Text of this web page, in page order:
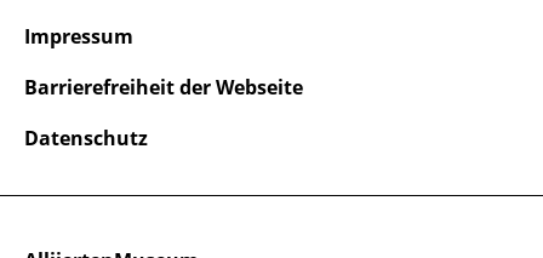
Impressum
Barrierefreiheit der Webseite
Datenschutz